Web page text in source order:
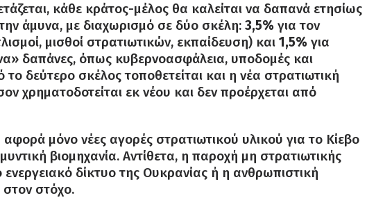
κάθε κράτος-μέλος θα καλείται να δαπανά ετησίως
άμυνα, με διαχωρισμό σε δύο σκέλη: 3,5% για τον
μισθοί στρατιωτικών, εκπαίδευση) και 1,5% για
δαπάνες, όπως κυβερνοασφάλεια, υποδομές και
το δεύτερο σκέλος τοποθετείται και η νέα στρατιωτική
χρηματοδοτείται εκ νέου και δεν προέρχεται από
μόνο νέες αγορές στρατιωτικού υλικού για το Κίεβο
βιομηχανία. Αντίθετα, η παροχή μη στρατιωτικής
δίκτυο της Ουκρανίας ή η ανθρωπιστική
στον στόχο.